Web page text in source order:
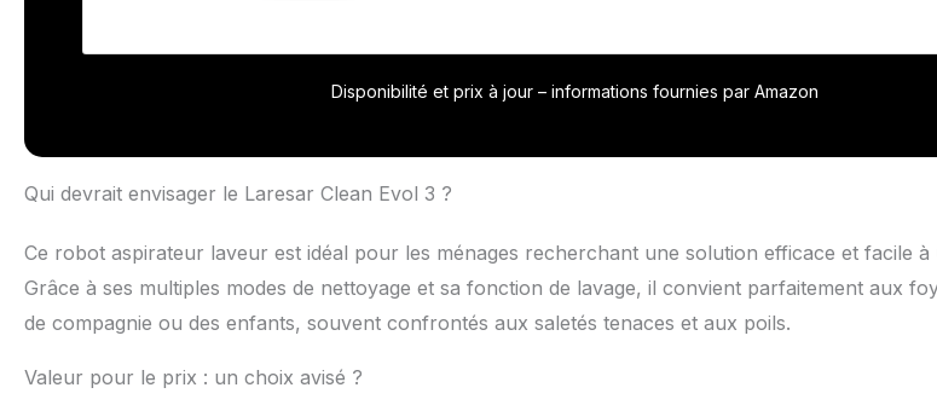
Disponibilité et prix à jour – informations fournies par Amazon
Qui devrait envisager le Laresar Clean Evol 3 ?
Ce robot aspirateur laveur est idéal pour les ménages recherchant une solution efficace et facile à
Grâce à ses multiples modes de nettoyage et sa fonction de lavage, il convient parfaitement aux
de compagnie ou des enfants, souvent confrontés aux saletés tenaces et aux poils.
Valeur pour le prix : un choix avisé ?